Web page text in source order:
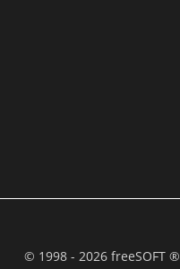
© 1998 - 2026 freeSOFT ®